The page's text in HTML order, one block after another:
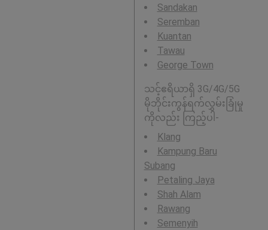
Sandakan
Seremban
Kuantan
Tawau
George Town
သင့်ဧရိယာရှိ 3G/4G/5G
မိုဘိုင်းကွန်ရက်လွှမ်းခြုံမှု
ကိုလည်း ကြည့်ပါ-
Klang
Kampung Baru
Subang
Petaling Jaya
Shah Alam
Rawang
Semenyih